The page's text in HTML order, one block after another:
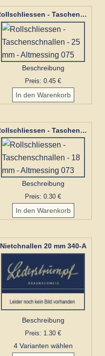
Rollschliessen - Taschenschnallen - 25 mm - Altmessing 075
Beschreibung
Preis: 0.45 €
Rollschliessen - Taschenschnallen - 18 mm - Altmessing 073
Beschreibung
Preis: 0.30 €
Nietchnallen 20 mm 340-A
Beschreibung
Preis: 1.30 €
4 Varianten wählen